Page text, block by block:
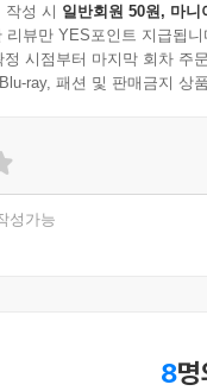
작성 시 일반회원 50원, 마니
뷰만 YES포인트 지급됩니
시점부터 마지막 회차 주
ray, 패션 및 판매금지 상
성가능
8